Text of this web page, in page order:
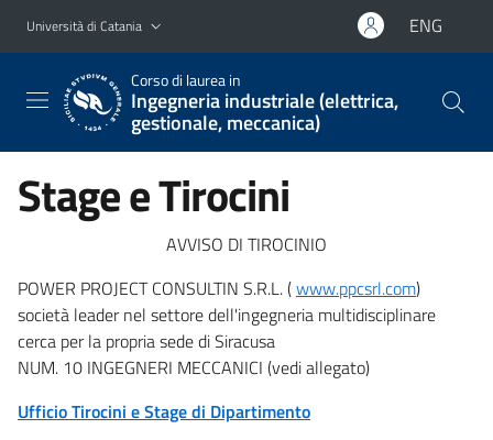
Vai al contenuto principale
Vai al menu di navigazione
Università di Catania ENG
Corso di laurea in
Ingegneria industriale (elettrica,
gestionale, meccanica)
Stage e Tirocini
AVVISO DI TIROCINIO
POWER PROJECT CONSULTIN S.R.L. (www.ppcsrl.com)
società leader nel settore dell'ingegneria multidisciplinare
cerca per la propria sede di Siracusa
NUM. 10 INGEGNERI MECCANICI (vedi allegato)
Ufficio Tirocini e Stage di Dipartimento